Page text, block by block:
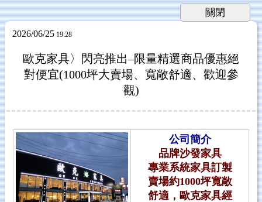
2026/06/25 19:28
歐克家具〉閃亮推出–限量精選商品優惠絕
對便宜(1000坪大賣場、寬敞舒適、歡迎參
觀)
公司簡介
品牌沙發家具
專業系統家具訂製
賣場約1000坪寬敞
舒適，歐克家具經